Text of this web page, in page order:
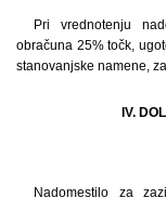
Pri vrednotenju
obračuna 25% točk,
stanovanjske namene,
IV.
Nadomestilo za